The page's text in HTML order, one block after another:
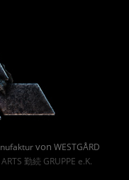
von WESTGÅRD
勤続 GRUPPE e.K.